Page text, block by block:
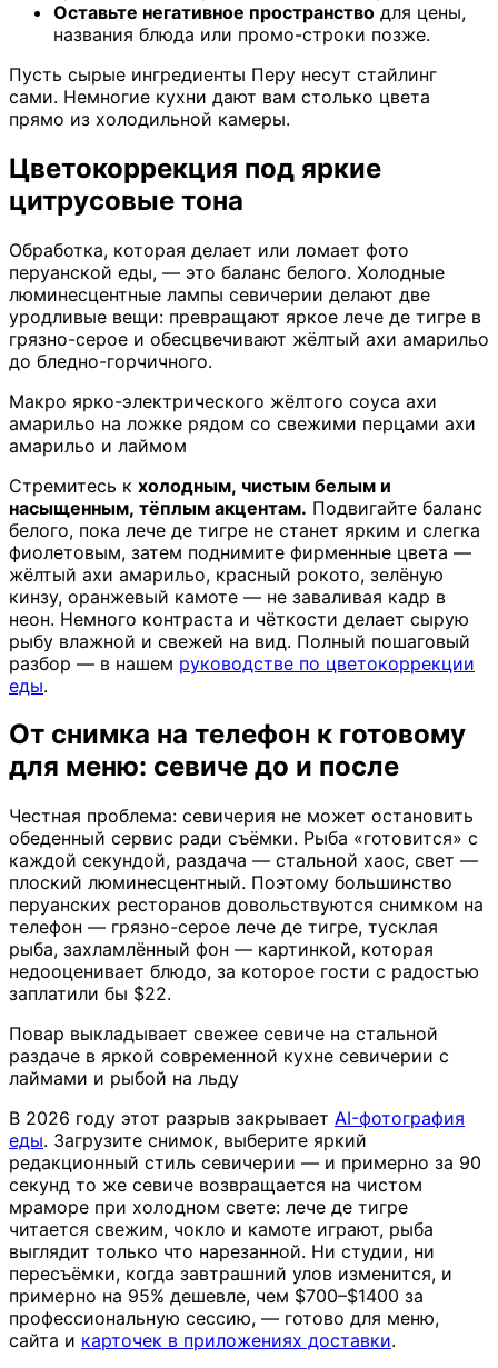
Оставьте негативное пространство для цены,
названия блюда или промо-строки позже.
Пусть сырые ингредиенты Перу несут стайлинг
сами. Немногие кухни дают вам столько цвета
прямо из холодильной камеры.
Цветокоррекция под яркие
цитрусовые тона
Обработка, которая делает или ломает фото
перуанской еды, — это баланс белого. Холодные
люминесцентные лампы севичерии делают две
уродливые вещи: превращают яркое лече де тигре в
грязно-серое и обесцвечивают жёлтый ахи амарильо
до бледно-горчичного.
Макро ярко-электрического жёлтого соуса ахи
амарильо на ложке рядом со свежими перцами ахи
амарильо и лаймом
Стремитесь к холодным, чистым белым и
насыщенным, тёплым акцентам. Подвигайте баланс
белого, пока лече де тигре не станет ярким и слегка
фиолетовым, затем поднимите фирменные цвета —
жёлтый ахи амарильо, красный рокото, зелёную
кинзу, оранжевый камоте — не заваливая кадр в
неон. Немного контраста и чёткости делает сырую
рыбу влажной и свежей на вид. Полный пошаговый
разбор — в нашем руководстве по цветокоррекции
еды.
От снимка на телефон к готовому
для меню: севиче до и после
Честная проблема: севичерия не может остановить
обеденный сервис ради съёмки. Рыба «готовится» с
каждой секундой, раздача — стальной хаос, свет —
плоский люминесцентный. Поэтому большинство
перуанских ресторанов довольствуются снимком на
телефон — грязно-серое лече де тигре, тусклая
рыба, захламлённый фон — картинкой, которая
недооценивает блюдо, за которое гости с радостью
заплатили бы $22.
Повар выкладывает свежее севиче на стальной
раздаче в яркой современной кухне севичерии с
лаймами и рыбой на льду
В 2026 году этот разрыв закрывает AI-фотография
еды. Загрузите снимок, выберите яркий
редакционный стиль севичерии — и примерно за 90
секунд то же севиче возвращается на чистом
мраморе при холодном свете: лече де тигре
читается свежим, чокло и камоте играют, рыба
выглядит только что нарезанной. Ни студии, ни
пересъёмки, когда завтрашний улов изменится, и
примерно на 95% дешевле, чем $700–$1400 за
профессиональную сессию, — готово для меню,
сайта и карточек в приложениях доставки.